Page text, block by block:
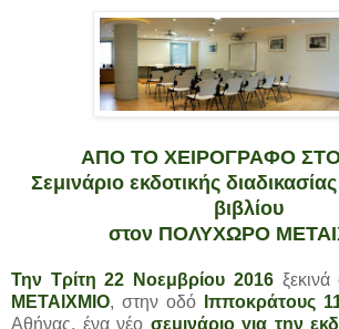
ΑΠΟ ΤΟ ΧΕΙΡΟΓΡΑΦΟ ΣΤΟ
Σεμινάριο εκδοτικής
βιβλίου
στον ΠΟΛΥΧΩΡΟ
Την Τρίτη 22 Νοεμβρίου 2016ξεκινά
ΜΕΤΑΙΧΜΙΟ, στην οδό Ιπποκράτους
Αθήνας, ένα νέο σεμινάριο για την